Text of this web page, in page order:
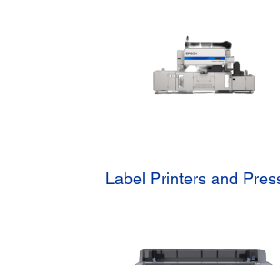
Label Printers and